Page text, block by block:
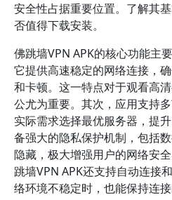
安全性占据重要位置。了解其
否值得下载安装。
佛跳墙VPN APK的核心功能主
它提供高速稳定的网络连接，
和卡顿。这一特点对于观看高
公尤为重要。其次，应用支持
实际需求选择最优服务器，提
备强大的隐私保护机制，包括
隐藏，极大增强用户的网络安
跳墙VPN APK还支持自动连接
络环境不稳定时，也能保持连接